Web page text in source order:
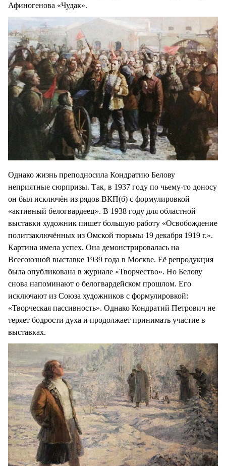
Афиногенова «Чудак».
Однако жизнь преподносила Кондратию Белову
неприятные сюрпризы. Так, в 1937 году по чьему-то доносу
он был исключён из рядов ВКП(б) с формулировкой
«активный белогвардеец». В 1938 году для областной
выставки художник пишет большую работу «Освобождение
политзаключённых из Омской тюрьмы 19 декабря 1919 г.».
Картина имела успех. Она демонстрировалась на
Всесоюзной выставке 1939 года в Москве. Её репродукция
была опубликована в журнале «Творчество». Но Белову
снова напоминают о белогвардейском прошлом. Его
исключают из Союза художников с формулировкой:
«Творческая пассивность». Однако Кондратий Петрович не
теряет бодрости духа и продолжает принимать участие в
выставках.